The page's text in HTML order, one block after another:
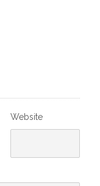
Website